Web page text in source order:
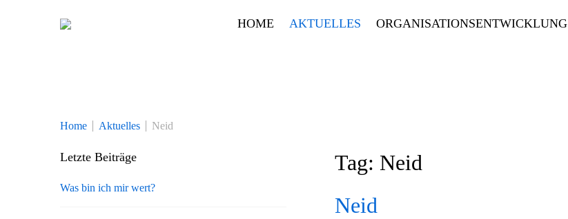
HOME AKTUELLES ORGANISATIONSENTWICKLUNG
Home Aktuelles Neid
Tag: Neid
Neid
Letzte Beiträge
Was bin ich mir wert?